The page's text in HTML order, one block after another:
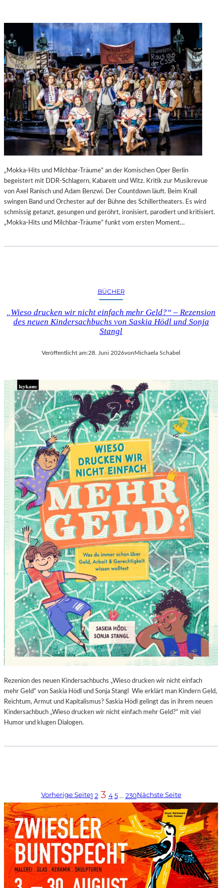
„Mokka-Hits und Milchbar-Träume“ an der Komischen Oper Berlin
begeistert mit DDR-Schlagern, Kabarett und Witz. Kritik zur Musikrevue
von Axel Ranisch und Adam Benzwi. Der Countdown läuft. Beim Knall
swingen Band und Orchester auf der Bühne des Schillertheaters. Es wird
schmissig getanzt, gesungen und geröhrt, ironisiert, parodiert und kritisiert.
„Mokka-Hits und Milchbar-Träume“ funkt vom ersten Moment…
BÜCHER
„Wieso drucken wir nicht einfach mehr Geld?“ – Rezension
des neuen Kindersachbuchs von Saskia Hödl und Sonja
Stangl
Veröffentlicht am:28. Juni 2026vonMichaela Schabel
Rezenion des neuen Kindersachbuchs „Wieso drucken wir nicht einfach
mehr Geld“ von Saskia Hödl und Sonja Stangl Wie erklärt man Kindern Geld,
Reichtum, Armut und Kapitalismus? Saskia Hödl gelingt das in ihrem neuen
Kindersachbuch „Wieso drucken wir nicht einfach mehr Geld?“ mit viel
Humor und klugen Dialogen.
Vorherige Seite1 2 3 4 5 … 230Nächste Seite